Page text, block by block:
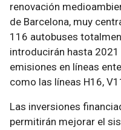
renovación
de Barcelona, muy
116 autobuses
introducirán hasta
emisiones en líneas
como las líneas H16,
Las inversiones
permitirán mejorar el